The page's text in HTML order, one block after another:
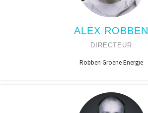
ALEX ROBBEN
DIRECTEUR
Robben Groene Energie